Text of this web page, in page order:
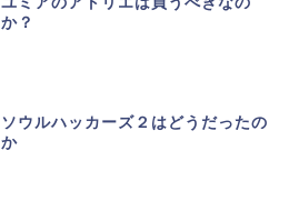
か？
ソウルハッカーズ２はどうだったの
か